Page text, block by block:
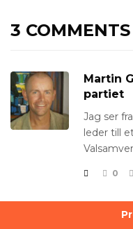
3 COMMENTS
Martin
partiet
Jag ser
leder till
0
Ingela